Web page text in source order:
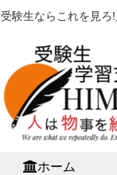
受験生ならこれを見ろ
ホーム